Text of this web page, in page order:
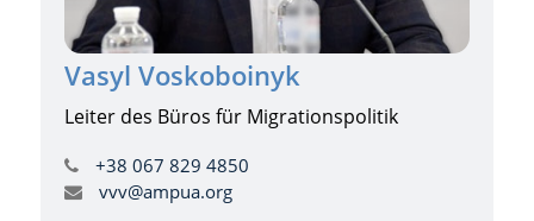
Vasyl Voskoboinyk
Leiter des Büros für Migrationspolitik
+38 067 829 4850
vvv@ampua.org